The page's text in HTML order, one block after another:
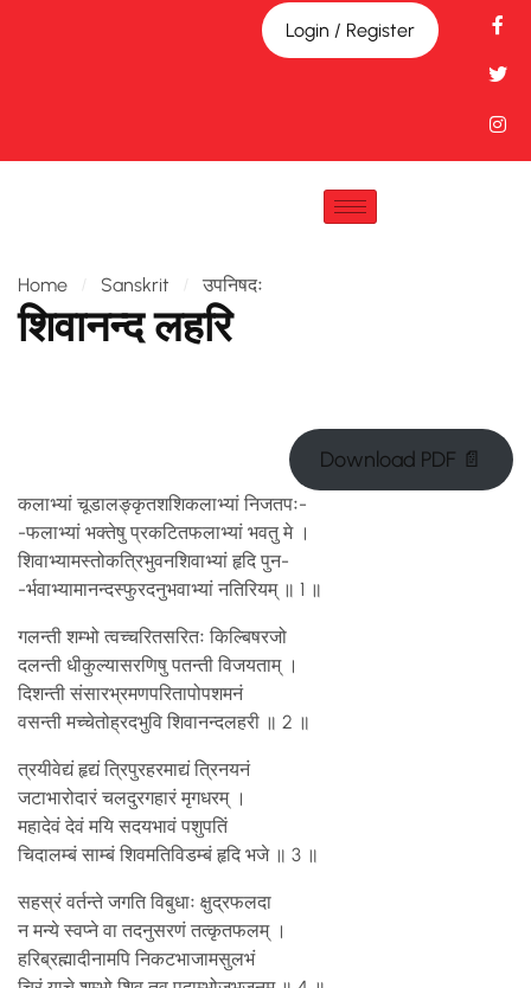
Login / Register
Home Sanskrit उपनिषदः
शिवानन्द लहरि
Download PDF 📄
कलाभ्यां चूडालङ्कृतशशिकलाभ्यां निजतपः-
-फलाभ्यां भक्तेषु प्रकटितफलाभ्यां भवतु मे ।
शिवाभ्यामस्तोकत्रिभुवनशिवाभ्यां हृदि पुन-
-र्भवाभ्यामानन्दस्फुरदनुभवाभ्यां नतिरियम् ॥ 1 ॥
गलन्ती शम्भो त्वच्चरितसरितः किल्बिषरजो
दलन्ती धीकुल्यासरणिषु पतन्ती विजयताम् ।
दिशन्ती संसारभ्रमणपरितापोपशमनं
वसन्ती मच्चेतोह्रदभुवि शिवानन्दलहरी ॥ 2 ॥
त्रयीवेद्यं हृद्यं त्रिपुरहरमाद्यं त्रिनयनं
जटाभारोदारं चलदुरगहारं मृगधरम् ।
महादेवं देवं मयि सदयभावं पशुपतिं
चिदालम्बं साम्बं शिवमतिविडम्बं हृदि भजे ॥ 3 ॥
सहस्रं वर्तन्ते जगति विबुधाः क्षुद्रफलदा
न मन्ये स्वप्ने वा तदनुसरणं तत्कृतफलम् ।
हरिब्रह्मादीनामपि निकटभाजामसुलभं